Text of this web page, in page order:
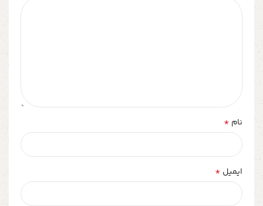
نام *
ایمیل *